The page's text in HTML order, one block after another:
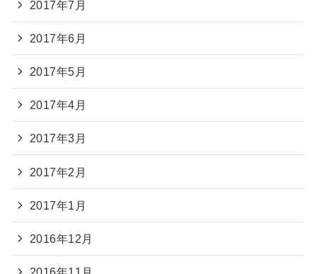
2017年7月
2017年6月
2017年5月
2017年4月
2017年3月
2017年2月
2017年1月
2016年12月